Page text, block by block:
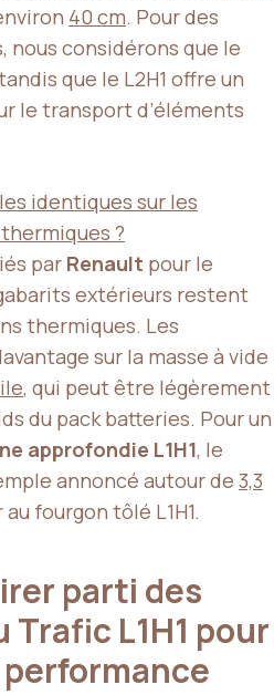
40 cm. Pour des
considérons que le
que le L2H1 offre un
le transport d’éléments
identiques sur les
?
par Renault pour le
extérieurs restent
thermiques. Les
sur la masse à vide
, qui peut être légèrement
du pack batteries. Pour un
approfondie L1H1, le
annoncé autour de 3,3
fourgon tôlé L1H1.
parti des
L1H1 pour